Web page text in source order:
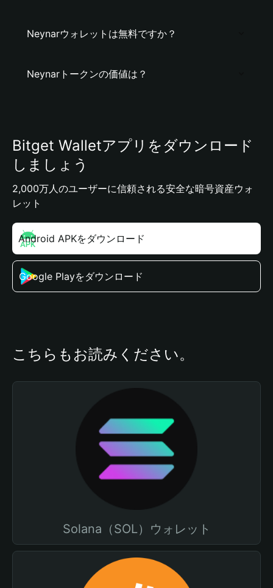
Neynarウォレットは無料ですか？
Neynarトークンの価値は？
Bitget Walletアプリをダウンロード
しましょう
2,000万人のユーザーに信頼される安全な暗号資産ウォ
レット
Android APKをダウンロード
Google Playをダウンロード
こちらもお読みください。
Solana（SOL）ウォレット